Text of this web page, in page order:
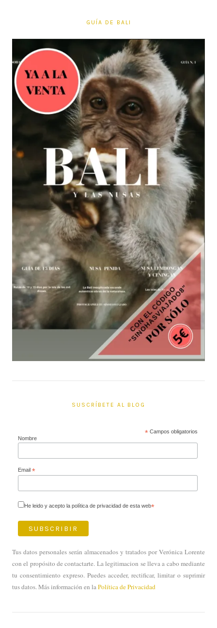
GUÍA DE BALI
SUSCRÍBETE AL BLOG
*Campos obligatorios
Nombre
Email *
He leido y acepto la política de privacidad de esta web*
Tus datos personales serán almacenados y tratados por Verónica Lorente
con el propósito de contactarte. La legitimacion se lleva a cabo mediante
tu consentimiento expreso. Puedes acceder, rectificar, limitar o suprimir
tus datos. Más información en laPolítica de Privacidad